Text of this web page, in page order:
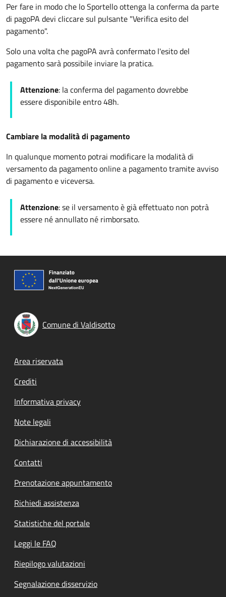
Per fare in modo che lo Sportello ottenga la conferma da parte
di pagoPA devi cliccare sul pulsante "Verifica esito del
pagamento".
Solo una volta che pagoPA avrà confermato l'esito del
pagamento sarà possibile inviare la pratica.
Attenzione: la conferma del pagamento dovrebbe
essere disponibile entro 48h.
Cambiare la modalità di pagamento
In qualunque momento potrai modificare la modalità di
versamento da pagamento online a pagamento tramite avviso
di pagamento e viceversa.
Attenzione: se il versamento è già effettuato non potrà
essere né annullato né rimborsato.
Comune di Valdisotto
Footer menu
Area riservata
Crediti
Informativa privacy
Note legali
Dichiarazione di accessibilità
Contatti
Prenotazione appuntamento
Richiedi assistenza
Statistiche del portale
Leggi le FAQ
Riepilogo valutazioni
Segnalazione disservizio